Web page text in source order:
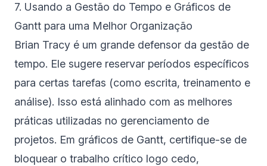
7. Usando a Gestão do Tempo e Gráficos de
Gantt para uma Melhor Organização
Brian Tracy é um grande defensor da gestão de
tempo. Ele sugere reservar períodos específicos
para certas tarefas (como escrita, treinamento e
análise). Isso está alinhado com as melhores
práticas utilizadas no gerenciamento de
projetos. Em gráficos de Gantt, certifique-se de
bloquear o trabalho crítico logo cedo,